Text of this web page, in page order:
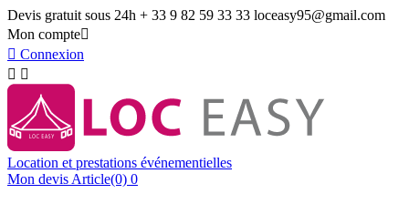
Devis gratuit sous 24h + 33 9 82 59 33 33 loceasy95@gmail.com
Mon compte
 Connexion
 
Location et prestations événementielles
Mon devis Article(0) 0